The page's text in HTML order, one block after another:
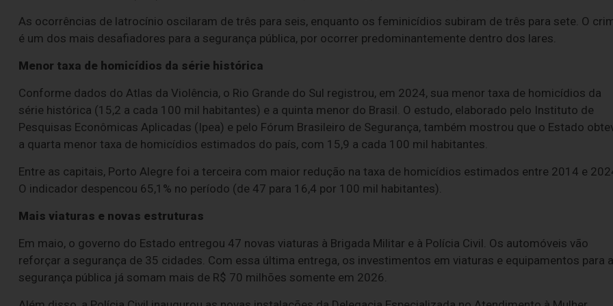
As ocorrências de latrocínio oscilaram de três para seis, enquanto os feminicídios subiram de três para sete. O
é um dos mais desafiadores para a segurança pública, por ocorrer predominantemente dentro dos lares.
Menor taxa de homicídios da série histórica
Conforme dados do Atlas da Violência, o Rio Grande do Sul registrou, em 2024, sua menor taxa de homicídios da
série histórica (15,2 a cada 100 mil habitantes) e a quinta menor do Brasil. O estudo, elaborado pelo Instituto de
Pesquisas Econômicas Aplicadas (Ipea) e pelo Fórum Brasileiro de Segurança, também mostrou que o Estado
a quarta menor taxa de homicídios estimados do país, com 15,9 a cada 100 mil habitantes.
Entre as capitais, Porto Alegre foi a terceira com maior redução na taxa de homicídios estimados entre 2014 e
O indicador despencou 65,1% no período (de 47 para 16,4 por 100 mil habitantes).
Mais viaturas e novas estruturas
Em maio, o governo do Estado entregou 47 novas viaturas à Brigada Militar e à Polícia Civil. Os automóveis vão
reforçar a segurança de 35 cidades. Com essa última entrega, os investimentos em viaturas e equipamentos para a
segurança pública já somam mais de R$ 70 milhões somente em 2026.